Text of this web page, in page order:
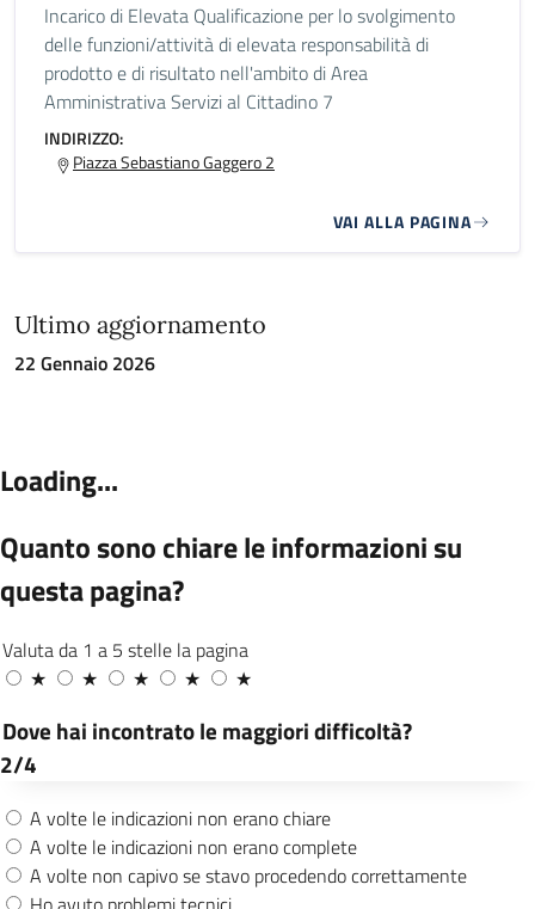
Incarico di Elevata Qualificazione per lo svolgimento
delle funzioni/attività di elevata responsabilità di
prodotto e di risultato nell'ambito di Area
Amministrativa Servizi al Cittadino 7
INDIRIZZO:
Piazza Sebastiano Gaggero 2
VAI ALLA PAGINA
Ultimo aggiornamento
22 Gennaio 2026